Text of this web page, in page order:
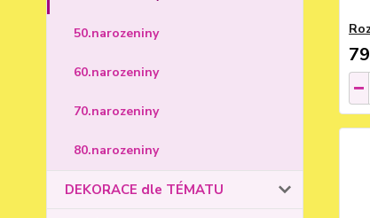
50.narozeniny
60.narozeniny
70.narozeniny
80.narozeniny
DEKORACE dle TÉMATU